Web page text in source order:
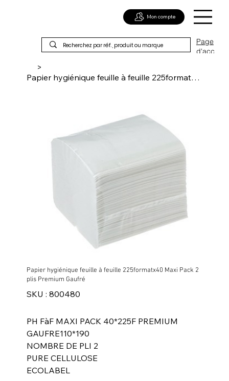
Page
d'acc
Mon compte
>
Papier hygiénique feuille à feuille 225formatx40 Maxi Pack 2 plis Premium Gaufré
Papier hygiénique feuille à feuille 225formatx40 Maxi Pack 2
plis Premium Gaufré
SKU : SKU
800480
800480
PH FàF MAXI PACK 40*225F PREMIUM
GAUFRE110*190
NOMBRE DE PLI 2
PURE CELLULOSE
ECOLABEL